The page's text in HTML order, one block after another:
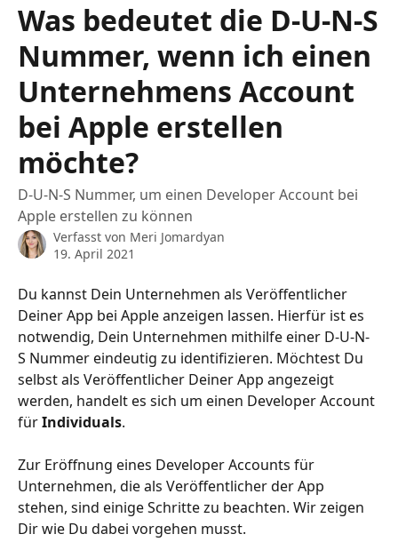
Was bedeutet die D-U-N-S
Nummer, wenn ich einen
Unternehmens Account
bei Apple erstellen
möchte?
D-U-N-S Nummer, um einen Developer Account bei
Apple erstellen zu können
Verfasst von Meri Jomardyan
19. April 2021
Du kannst Dein Unternehmen als Veröffentlicher
Deiner App bei Apple anzeigen lassen. Hierfür ist es
notwendig, Dein Unternehmen mithilfe einer D-U-N-
S Nummer eindeutig zu identifizieren. Möchtest Du
selbst als Veröffentlicher Deiner App angezeigt
werden, handelt es sich um einen Developer Account
für Individuals.
Zur Eröffnung eines Developer Accounts für
Unternehmen, die als Veröffentlicher der App
stehen, sind einige Schritte zu beachten. Wir zeigen
Dir wie Du dabei vorgehen musst.